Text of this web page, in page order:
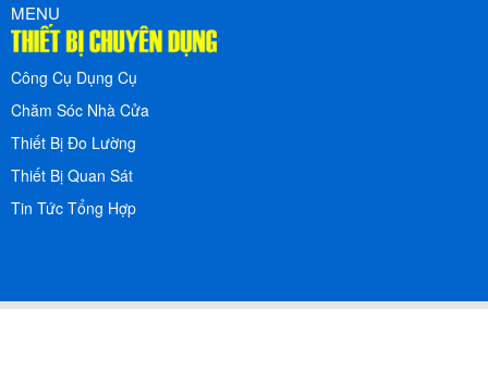
MENU
Công Cụ Dụng Cụ
Chăm Sóc Nhà Cửa
Thiết Bị Đo Lường
Thiết Bị Quan Sát
Tin Tức Tổng Hợp